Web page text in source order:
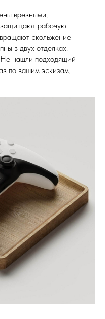
врезными,
рабочую
скольжение
в двух отделках:
Не нашли подходящий
по вашим эскизам.